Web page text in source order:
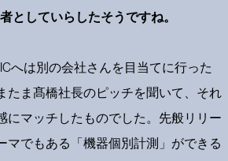
としていらしたそうですね。
へは別の会社さんを目当てに行った
たま髙橋社長のピッチを聞いて、それ
にマッチしたものでした。先般リリー
マでもある「機器個別計測」ができる